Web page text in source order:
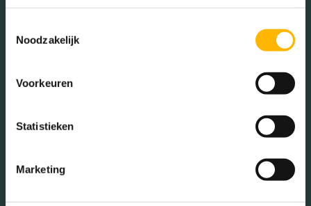
Noodzakelijk
Voorkeuren
Statistieken
Marketing
Geslacht